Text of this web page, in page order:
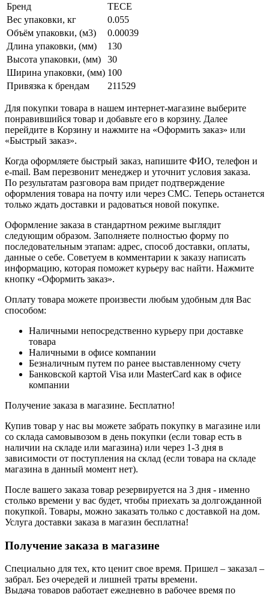
Бренд
TECE
Вес упаковки, кг
0.055
Объём упаковки, (м3)
0.00039
Длина упаковки, (мм)
130
Высота упаковки, (мм)
30
Ширина упаковки, (мм) 100
Привязка к брендам
211529
Для покупки товара в нашем интернет-магазине выберите
понравившийся товар и добавьте его в корзину. Далее
перейдите в Корзину и нажмите на «Оформить заказ» или
«Быстрый заказ».
Когда оформляете быстрый заказ, напишите ФИО, телефон и
e-mail. Вам перезвонит менеджер и уточнит условия заказа.
По результатам разговора вам придет подтверждение
оформления товара на почту или через СМС. Теперь останется
только ждать доставки и радоваться новой покупке.
Оформление заказа в стандартном режиме выглядит
следующим образом. Заполняете полностью форму по
последовательным этапам: адрес, способ доставки, оплаты,
данные о себе. Советуем в комментарии к заказу написать
информацию, которая поможет курьеру вас найти. Нажмите
кнопку «Оформить заказ».
Оплату товара можете произвести любым удобным для Вас
способом:
Наличными непосредственно курьеру при доставке
товара
Наличными в офисе компании
Безналичным путем по ранее выставленному счету
Банковской картой Visa или MasterCard как в офисе
компании
Получение заказа в магазине. Бесплатно!
Купив товар у нас вы можете забрать покупку в магазине или
со склада самовывозом в день покупки (если товар есть в
наличии на складе или магазина) или через 1-3 дня в
зависимости от поступления на склад (если товара на складе
магазина в данный момент нет).
После вашего заказа товар резервируется на 3 дня - именно
столько времени у вас будет, чтобы приехать за долгожданной
покупкой. Товары, можно заказать только с доставкой на дом.
Услуга доставки заказа в магазин бесплатна!
Получение заказа в магазине
Специально для тех, кто ценит свое время. Пришел – заказал –
забрал. Без очередей и лишней траты времени.
Выдача товаров работает ежедневно в рабочее время по